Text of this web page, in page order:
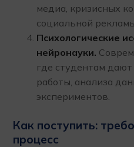
медиа, кризисных
социальной
Психологические
нейронауки.
где студентам
работы, анализа
экспериментов.
Как поступить:
процесс